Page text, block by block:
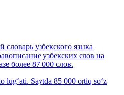
узбекского языка
узбекских слов на
более 87 000 слов.
Saytda 85 000 ortiq so‘z